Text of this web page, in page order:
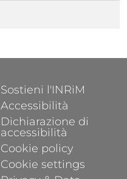
FOOTER 2
Sostieni l'INRiM
Accessibilità
Dichiarazione di
accessibilità
Cookie policy
Cookie settings